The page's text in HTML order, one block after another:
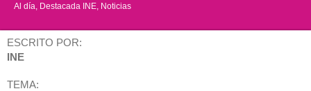
Al día Destacada INE Noticias
ESCRITO POR:
INE
TEMA: